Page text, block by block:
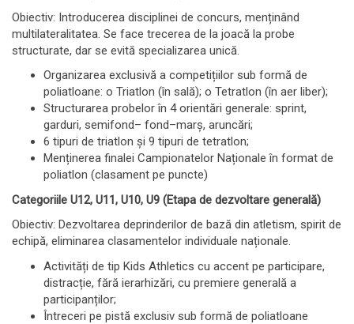
Obiectiv: Introducerea disciplinei de concurs, menținând
multilateralitatea. Se face trecerea de la joacă la probe
structurate, dar se evită specializarea unică.
Organizarea exclusivă a competițiilor sub formă de
poliatloane: o Triatlon (în sală); o Tetratlon (în aer liber);
Structurarea probelor în 4 orientări generale: sprint,
garduri, semifond– fond–marș, aruncări;
6 tipuri de triatlon și 9 tipuri de tetratlon;
Menținerea finalei Campionatelor Naționale în format de
poliatlon (clasament pe puncte)
Categoriile U12, U11, U10, U9 (Etapa de dezvoltare generală)
Obiectiv: Dezvoltarea deprinderilor de bază din atletism, spirit de
echipă, eliminarea clasamentelor individuale naționale.
Activități de tip Kids Athletics cu accent pe participare,
distracție, fără ierarhizări, cu premiere generală a
participanților;
Întreceri pe pistă exclusiv sub formă de poliatloane